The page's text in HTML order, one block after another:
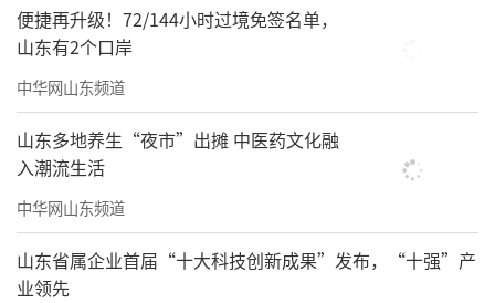
便捷再升级！72/144小时过境免签名单，
山东有2个口岸
中华网山东频道
山东多地养生“夜市”出摊 中医药文化融
入潮流生活
中华网山东频道
山东省属企业首届“十大科技创新成果”发布，“十强”产
业领先